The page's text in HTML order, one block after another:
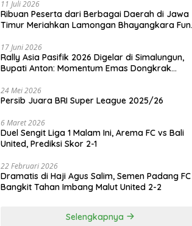
11 Juli 2026
Ribuan Peserta dari Berbagai Daerah di Jawa
Timur Meriahkan Lamongan Bhayangkara Fun
17 Juni 2026
Rally Asia Pasifik 2026 Digelar di Simalungun,
Bupati Anton: Momentum Emas Dongkrak
24 Mei 2026
Persib Juara BRI Super League 2025/26
6 Maret 2026
Duel Sengit Liga 1 Malam Ini, Arema FC vs Bali
United, Prediksi Skor 2-1
22 Februari 2026
Dramatis di Haji Agus Salim, Semen Padang FC
Bangkit Tahan Imbang Malut United 2-2
Selengkapnya